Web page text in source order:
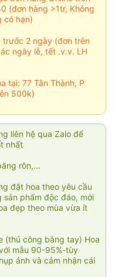
(đơn hàng >1tr, Không
có hạn)
2 ngày (đơn trên
ngày lễ, tết .v.v. LH
tại: 77 Tân Thành, P
500k)
liên hệ qua Zalo để
nhất
rôn,...
đặt hoa theo yêu cầu
phẩm độc đáo, mới
đẹp theo mùa vừa ít
(thủ công bằng tay) Hoa
mẫu 90-95%-tùy
ảnh và cảm nhận cái